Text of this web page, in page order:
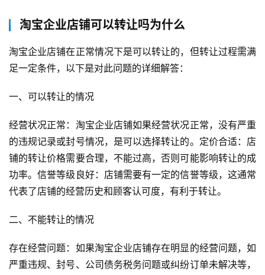
淘宝企业店铺可以转让吗为什么
淘宝企业店铺在正常情况下是可以转让的，但转让过程需满
足一定条件，以下是对此问题的详细解答：
一、可以转让的情况
经营状况正常：淘宝企业店铺如果经营状况正常，没有严重
的违规记录或封号情况，是可以选择转让的。定价合适：店
铺的转让价格需要合理，不能过高，否则可能影响转让的成
功率。信誉等级良好：店铺需要有一定的信誉等级，这通常
代表了店铺的经营历史和顾客认可度，有利于转让。
二、不能转让的情况
存在经营问题：如果淘宝企业店铺存在明显的经营问题，如
严重违规、封号、公司债务税务问题或纠纷订单未解决等，